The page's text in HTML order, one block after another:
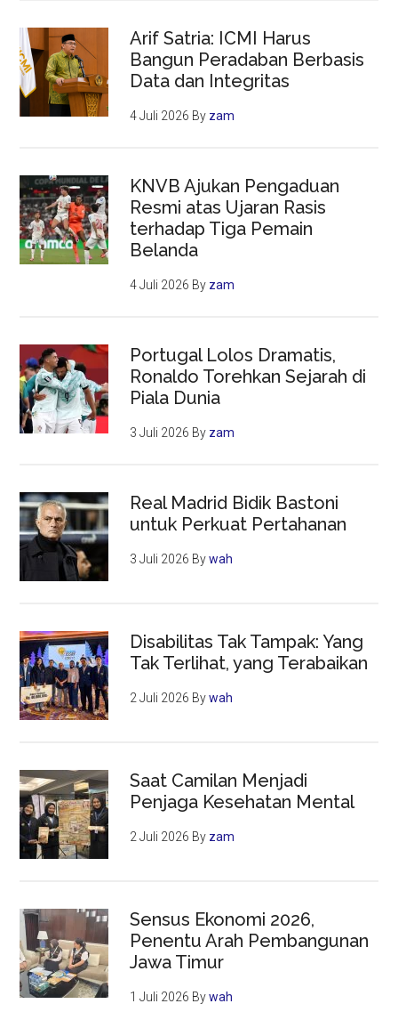
Arif Satria: ICMI Harus
Bangun Peradaban Berbasis
Data dan Integritas
4 Juli 2026 By zam
KNVB Ajukan Pengaduan
Resmi atas Ujaran Rasis
terhadap Tiga Pemain
Belanda
4 Juli 2026 By zam
Portugal Lolos Dramatis,
Ronaldo Torehkan Sejarah di
Piala Dunia
3 Juli 2026 By zam
Real Madrid Bidik Bastoni
untuk Perkuat Pertahanan
3 Juli 2026 Bywah
Disabilitas Tak Tampak: Yang
Tak Terlihat, yang Terabaikan
2 Juli 2026 Bywah
Saat Camilan Menjadi
Penjaga Kesehatan Mental
2 Juli 2026 By zam
Sensus Ekonomi 2026,
Penentu Arah Pembangunan
Jawa Timur
1 Juli 2026 Bywah